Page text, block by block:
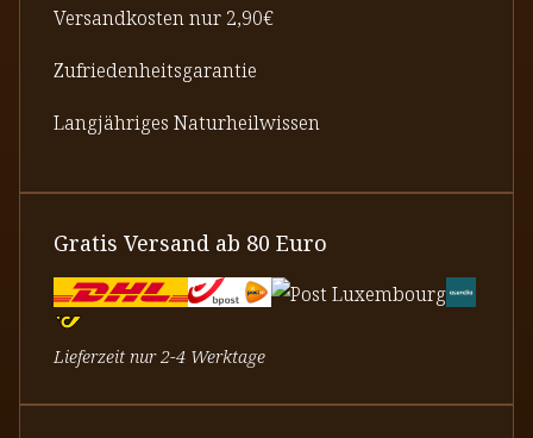
Versandkosten nur 2,90€
Zufriedenheitsgarantie
Langjähriges Naturheilwissen
Gratis Versand ab 80 Euro
Lieferzeit nur 2-4 Werktage